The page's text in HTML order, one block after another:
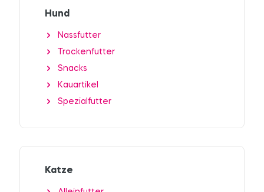
Hund
Nassfutter
Trockenfutter
Snacks
Kauartikel
Spezialfutter
Katze